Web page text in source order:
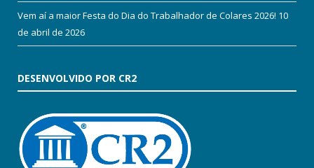
Vem aí a maior Festa do Dia do Trabalhador de Colares 2026! 10
de abril de 2026
DESENVOLVIDO POR CR2